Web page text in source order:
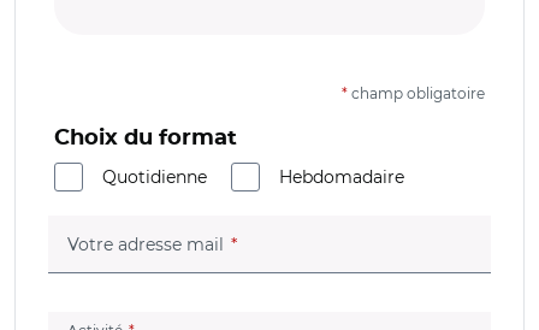
* champ obligatoire
Choix du format
Quotidienne
Hebdomadaire
Votre adresse mail (champ obligatoire)